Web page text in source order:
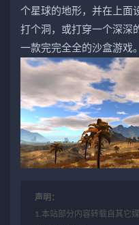
个星球的地形，并在上面
打个洞，或打穿一个深深
一款完完全全的沙盒游戏。
声明：
1.本站部分内容转载自其它